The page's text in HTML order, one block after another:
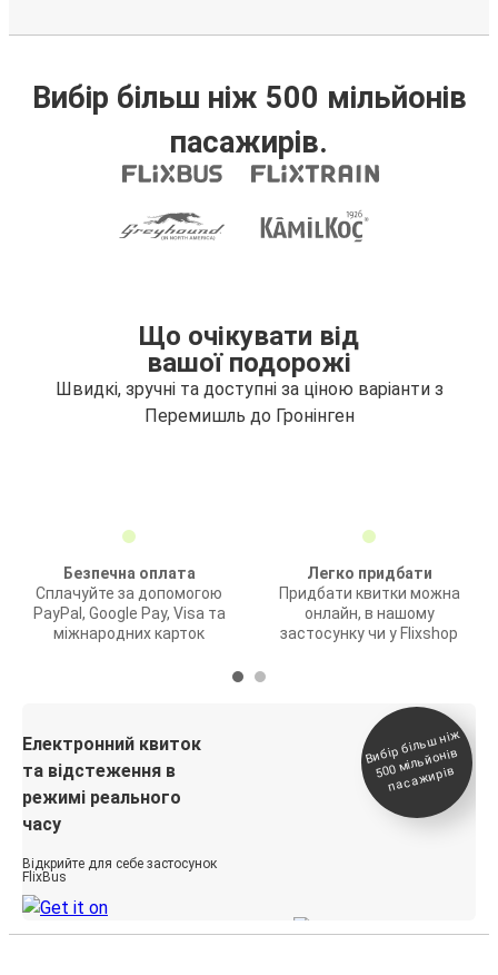
Вибір більш ніж 500 мільйонів
пасажирів.
Що очікувати від
вашої подорожі
Швидкі, зручні та доступні за ціною варіанти з
Перемишль до Гронінген
Безпечна оплата
Сплачуйте за допомогою
PayPal, Google Pay, Visa та
міжнародних карток
Легко придбати
Придбати квитки можна
онлайн, в нашому
застосунку чи у Flixshop
Електронний квиток
та відстеження в
режимі реального
часу
Відкрийте для себе застосунок
FlixBus
Вибір біль
ш ні
ж
500
мільйонів
паса
жирів